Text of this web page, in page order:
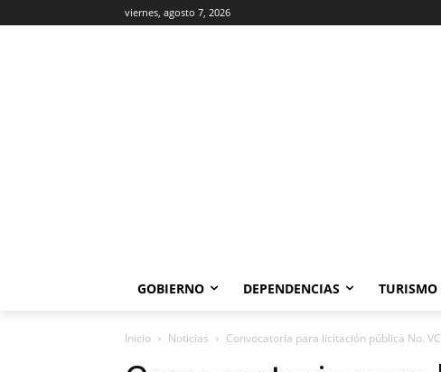
viernes, agosto 7, 2026
GOBIERNO DEPENDENCIAS TURISMO
Inicio Noticias Convocatoria para licitación pública No.